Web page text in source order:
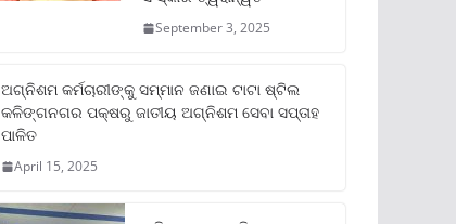
September 3, 2025
ଅଗ୍ନିଶମ କର୍ମଚାରୀଙ୍କୁ ସମ୍ମାନ ଜଣାଇ ଟାଟା ଷ୍ଟିଲ
କଳିଙ୍ଗନଗର ପକ୍ଷରୁ ଜାତୀୟ ଅଗ୍ନିଶମ ସେବା ସପ୍ତାହ
ପାଳିତ
April 15, 2025